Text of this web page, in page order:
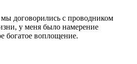
мы договорились с проводником
у меня было намерение
богатое воплощение.